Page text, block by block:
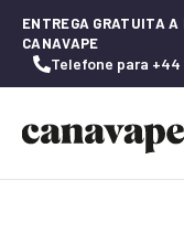
ENTREGA GRATUITA
CANAVAPE
Telefone para +44